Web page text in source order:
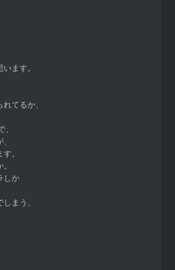
ます。
てるか、
。
しか
まう、